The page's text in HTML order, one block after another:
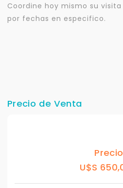
Coordine hoy mismo su
por fechas en especifico.
Precio de Venta
Precio
U$S